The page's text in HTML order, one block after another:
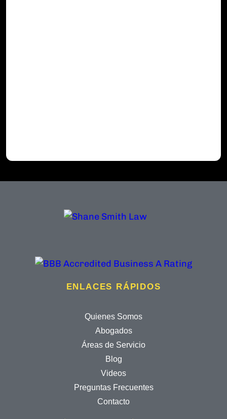
ENLACES RÁPIDOS
Quienes Somos
Abogados
Áreas de Servicio
Blog
Videos
Preguntas Frecuentes
Contacto